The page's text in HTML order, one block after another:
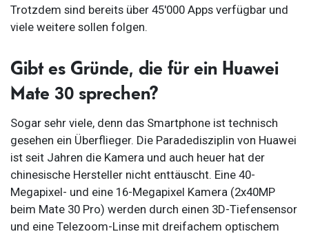
Trotzdem sind bereits über 45'000 Apps verfügbar und
viele weitere sollen folgen.
Gibt es Gründe, die für ein Huawei
Mate 30 sprechen?
Sogar sehr viele, denn das Smartphone ist technisch
gesehen ein Überflieger. Die Paradedisziplin von Huawei
ist seit Jahren die Kamera und auch heuer hat der
chinesische Hersteller nicht enttäuscht. Eine 40-
Megapixel- und eine 16-Megapixel Kamera (2x40MP
beim Mate 30 Pro) werden durch einen 3D-Tiefensensor
und eine Telezoom-Linse mit dreifachem optischem